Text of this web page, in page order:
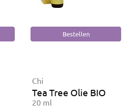
Chi
Tea Tree Olie BIO
20 ml